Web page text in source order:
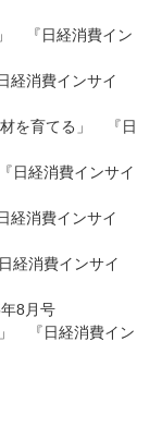
『日経消費イン
経消費インサイ
材を育てる」 『日
日経消費インサイ
経消費インサイ
経消費インサイ
8月号
」 『日経消費イン